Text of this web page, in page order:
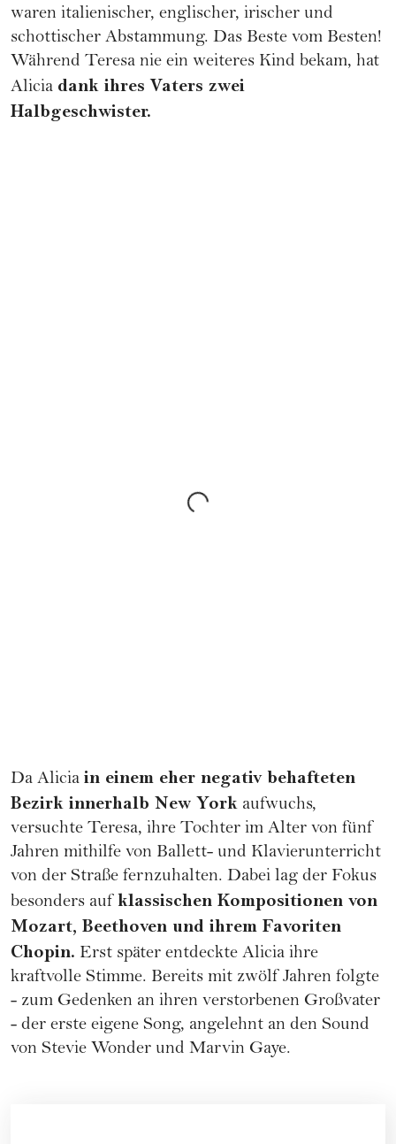
waren italienischer, englischer, irischer und
schottischer Abstammung. Das Beste vom Besten!
Während Teresa nie ein weiteres Kind bekam, hat
Alicia dank ihres Vaters zwei
Halbgeschwister.
Da Alicia in einem eher negativ behafteten
Bezirk innerhalb New York aufwuchs,
versuchte Teresa, ihre Tochter im Alter von fünf
Jahren mithilfe von Ballett- und Klavierunterricht
von der Straße fernzuhalten. Dabei lag der Fokus
besonders auf klassischen Kompositionen von
Mozart, Beethoven und ihrem Favoriten
Chopin. Erst später entdeckte Alicia ihre
kraftvolle Stimme. Bereits mit zwölf Jahren folgte
- zum Gedenken an ihren verstorbenen Großvater
- der erste eigene Song, angelehnt an den Sound
von Stevie Wonder und Marvin Gaye.